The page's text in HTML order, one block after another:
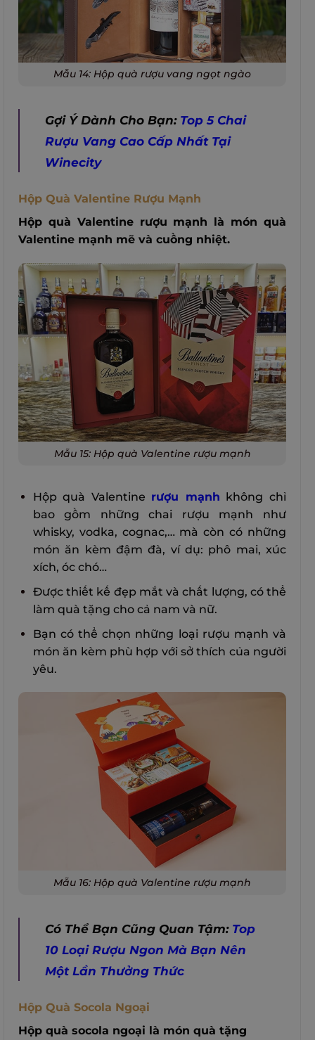
Mẫu 14: Hộp quà rượu vang ngọt ngào
Gợi Ý Dành Cho Bạn: Top 5 Chai
Rượu Vang Cao Cấp Nhất Tại
Winecity
Hộp Quà Valentine Rượu Mạnh
Hộp quà Valentine rượu mạnh là món quà
Valentine mạnh mẽ và cuồng nhiệt.
Mẫu 15: Hộp quà Valentine rượu mạnh
Hộp quà Valentine rượu mạnh không chỉ
bao gồm những chai rượu mạnh như
whisky, vodka, cognac,… mà còn có những
món ăn kèm đậm đà, ví dụ: phô mai, xúc
xích, óc chó…
Được thiết kế đẹp mắt và chất lượng, có thể
làm quà tặng cho cả nam và nữ.
Bạn có thể chọn những loại rượu mạnh và
món ăn kèm phù hợp với sở thích của người
yêu.
Mẫu 16: Hộp quà Valentine rượu mạnh
Có Thể Bạn Cũng Quan Tậm: Top
10 Loại Rượu Ngon Mà Bạn Nên
Một Lần Thưởng Thức
Hộp Quà Socola Ngoại
Hộp quà socola ngoại là món quà tặng